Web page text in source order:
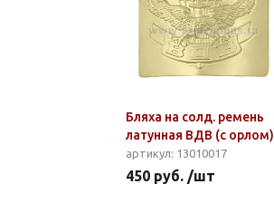
Бляха на солд. ремень
латунная ВДВ (с орлом)
артикул: 13010017
450 руб. /шт